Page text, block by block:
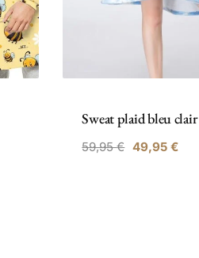
Sweat plaid bleu clair
59,95€ 49,95€